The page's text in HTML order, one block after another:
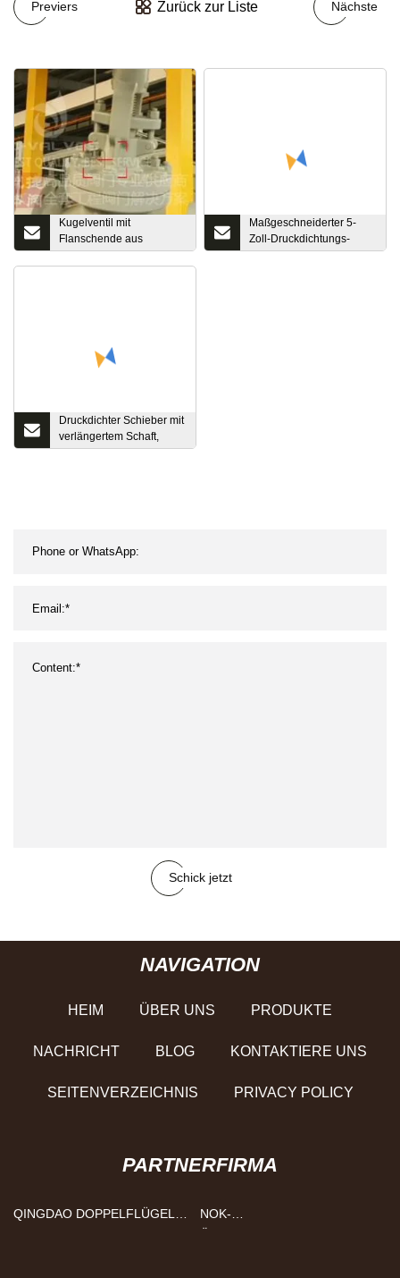
Previers Zurück zur Liste Nächste
Kugelventil mit
Flanschende aus
Stahlguss
Maßgeschneiderter 5-
Zoll-Druckdichtungs-
Langschaft-OS&Y-
Druckdichter Schieber mit
verlängertem Schaft,
Außenschraube und
Schick jetzt
NAVIGATION
HEIM ÜBER UNS PRODUKTE
NACHRICHT BLOG KONTAKTIERE UNS
SEITENVERZEICHNIS PRIVACY POLICY
PARTNERFIRMA
QINGDAO DOPPELFLÜGEL
NOK-